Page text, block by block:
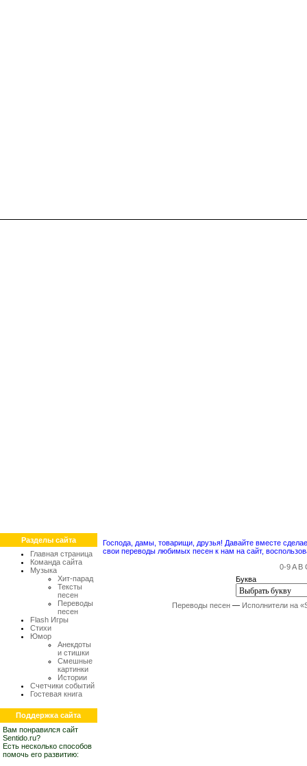
Разделы сайта
Главная страница
Команда сайта
Музыка
Хит-парад
Тексты
песен
Переводы
песен
Flash Игры
Стихи
Юмор
Анекдоты
и стишки
Смешные
картинки
Истории
Счетчики событий
Гостевая книга
Поддержка сайта
Вам понравился сайт
Sentido.ru?
Есть несколько способов
помочь его развитию:
Господа, дамы, товарищи, друзья! Давайте вместе
свои переводы любимых песен к нам на сайт,
0-9 A B
Буква
Переводы песен — Исполнители на